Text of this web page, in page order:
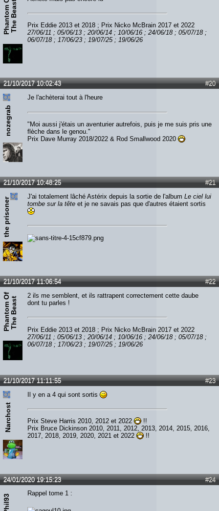
P
h
a
n
t
o
m
O
f
T
h
e
B
e
a
st
Prix Eddie 2013 et 2018 ; Prix Nicko McBrain 2017 et 2022
27/06/11 ; 05/06/13 ; 20/06/14 ; 10/06/16 ; 24/06/18 ; 05/07/18 ;
06/07/18 ; 17/06/23 ; 19/07/25 ; 19/06/26
#20
21/10/2017 10:02:43
nozegrab
Je l'achèterai tout à l'heure
"Moi aussi j'étais un aventurier autrefois, puis je me suis pris une
flèche dans le genou."
Prix Dave Murray 2018/2022 & Rod Smallwood 2020
#21
21/10/2017 10:48:25
the prisoner
J'ai totalement lâché Astérix depuis la sortie de l'album Le ciel lui
tombe sur la tête et je ne savais pas que d'autres étaient sortis
#22
21/10/2017 11:06:54
P
h
a
n
t
o
m
O
f
T
h
e
B
e
a
st
2 ils me semblent, et ils rattrapent correctement cette daube
dont tu parles !
Prix Eddie 2013 et 2018 ; Prix Nicko McBrain 2017 et 2022
27/06/11 ; 05/06/13 ; 20/06/14 ; 10/06/16 ; 24/06/18 ; 05/07/18 ;
06/07/18 ; 17/06/23 ; 19/07/25 ; 19/06/26
#23
21/10/2017 11:11:55
Narchost
Il y en a 4 qui sont sortis
Prix Steve Harris 2010, 2012 et 2022
!!
Prix Bruce Dickinson 2010, 2011, 2012, 2013, 2014, 2015, 2016,
2017, 2018, 2019, 2020, 2021 et 2022
!!
#24
24/01/2020 19:15:23
Phil93
Rappel tome 1 :